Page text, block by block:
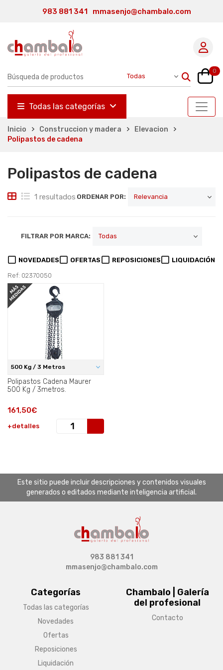
983 881 341 mmasenjo@chambalo.com
0
Todas las categorías
Inicio Construccion y madera
Elevacion
Polipastos de cadena
Polipastos de cadena
1 resultados ORDENAR POR:
FILTRAR POR MARCA:
NOVEDADES OFERTAS REPOSICIONES LIQUIDACIÓN
Ref: 02370050
500 Kg / 3 Metros
Polipastos Cadena Maurer
500 Kg / 3metros.
161,50€
+detalles
Este sitio puede incluir descripciones y contenidos visuales
generados o editados mediante inteligencia artificial.
Categorías
Todas las categorías
Novedades
Ofertas
Reposiciones
Liquidación
Chambalo | Galería
del profesional
Contacto
983 881 341
mmasenjo@chambalo.com